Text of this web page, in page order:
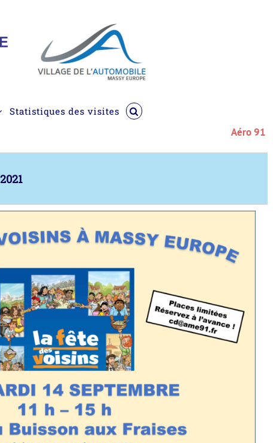
Statistiques des visites
Aéro 91 :